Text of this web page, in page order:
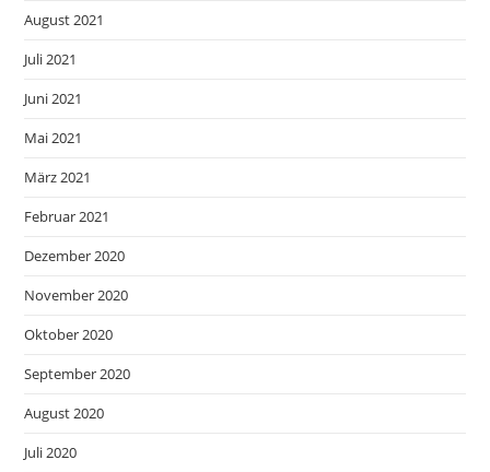
August 2021
Juli 2021
Juni 2021
Mai 2021
März 2021
Februar 2021
Dezember 2020
November 2020
Oktober 2020
September 2020
August 2020
Juli 2020